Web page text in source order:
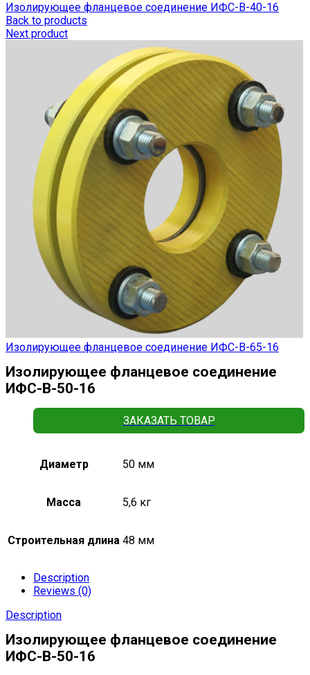
Изолирующее фланцевое соединение ИФС-В-40-16
Back to products
Next product
Изолирующее фланцевое соединение ИФС-В-65-16
Изолирующее фланцевое соединение
ИФС-В-50-16
ЗАКАЗАТЬ ТОВАР
Диаметр 50 мм
Масса 5,6 кг
Строительная длина 48 мм
Description
Reviews (0)
Description
Изолирующее фланцевое соединение
ИФС-В-50-16